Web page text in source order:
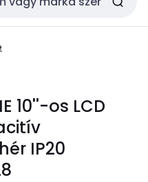
10''-os LCD
IP20